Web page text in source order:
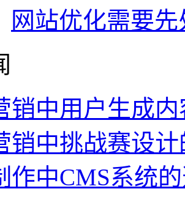
网站优化需要
销中用户生成
销中挑战赛设
作中CMS系统